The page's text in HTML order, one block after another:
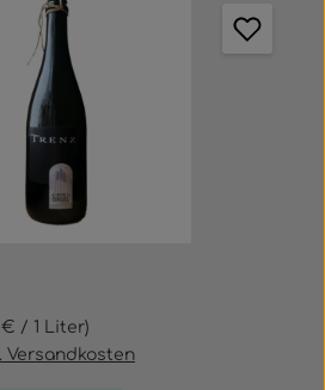
€ / 1 Liter)
Versandkosten